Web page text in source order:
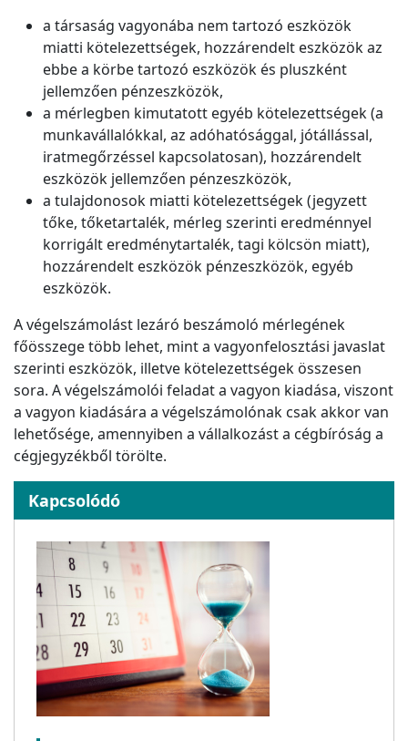
a társaság vagyonába nem tartozó eszközök
miatti kötelezettségek, hozzárendelt eszközök az
ebbe a körbe tartozó eszközök és pluszként
jellemzően pénzeszközök,
a mérlegben kimutatott egyéb kötelezettségek (a
munkavállalókkal, az adóhatósággal, jótállással,
iratmegőrzéssel kapcsolatosan), hozzárendelt
eszközök jellemzően pénzeszközök,
a tulajdonosok miatti kötelezettségek (jegyzett
tőke, tőketartalék, mérleg szerinti eredménnyel
korrigált eredménytartalék, tagi kölcsön miatt),
hozzárendelt eszközök pénzeszközök, egyéb
eszközök.
A végelszámolást lezáró beszámoló mérlegének
főösszege több lehet, mint a vagyonfelosztási javaslat
szerinti eszközök, illetve kötelezettségek összesen
sora. A végelszámolói feladat a vagyon kiadása, viszont
a vagyon kiadására a végelszámolónak csak akkor van
lehetősége, amennyiben a vállalkozást a cégbíróság a
cégjegyzékből törölte.
Kapcsolódó